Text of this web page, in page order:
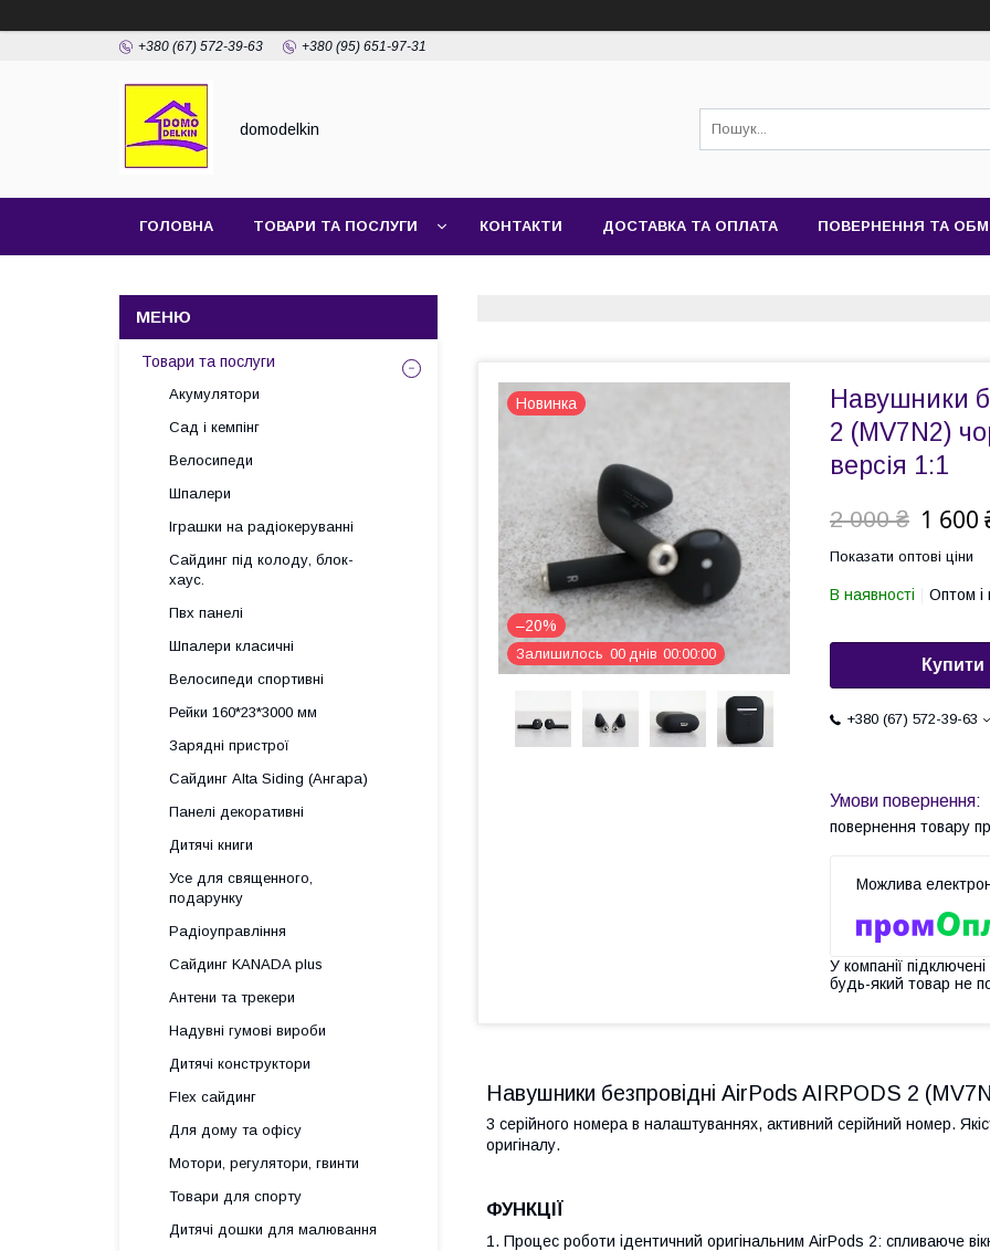
+380 (67) 572-39-63 +380 (95) 651-97-31
domodelkin
ГОЛОВНА ТОВАРИ ТА ПОСЛУГИ КОНТАКТИ ДОСТАВКА ТА ОПЛАТА ПОВЕРНЕННЯ ТА
Новинка
–20%
Залишилось 00 днів 00 00 00
Навушники
2 (MV7N2)
версія 1:1
2 000 ₴ 1 600
Показати оптові ціни
В наявності Оптом і
Купити
+380 (67) 572-39-63
повернення товару
У компанії
будь-який товар не
Навушники безпровідні AirPods AIRPODS 2
3 серійного номера в налаштуваннях, активний серійний номер.
оригіналу.
ФУНКЦІЇ
1. Процес роботи ідентичний оригінальним AirPods 2: спливаюче
Товари та послуги
Акумулятори
Сад і кемпінг
Велосипеди
Шпалери
Іграшки на радіокеруванні
Сайдинг під колоду, блок-
хаус.
Пвх панелі
Шпалери класичні
Велосипеди спортивні
Рейки 160*23*3000 мм
Зарядні пристрої
Сайдинг Alta Siding (Ангара)
Панелі декоративні
Дитячі книги
Усе для священного,
подарунку
Радіоуправління
Сайдинг KANADA plus
Антени та трекери
Надувні гумові вироби
Дитячі конструктори
Flex сайдинг
Для дому та офісу
Мотори, регулятори, гвинти
Товари для спорту
Дитячі дошки для малювання